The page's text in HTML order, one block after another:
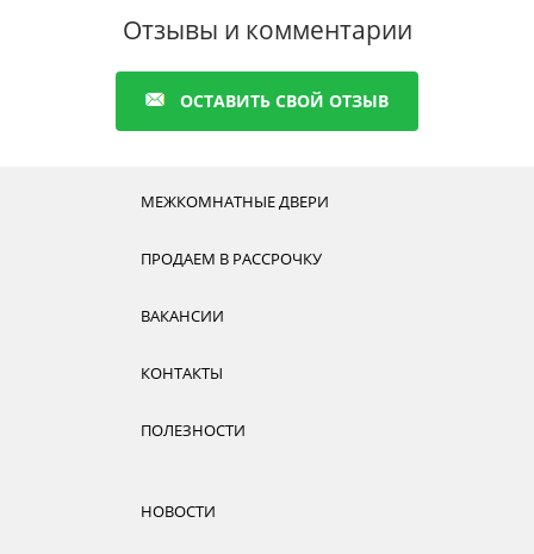
Отзывы и комментарии
ОСТАВИТЬ СВОЙ ОТЗЫВ
МЕЖКОМНАТНЫЕ ДВЕРИ
ПРОДАЕМ В РАССРОЧКУ
ВАКАНСИИ
КОНТАКТЫ
ПОЛЕЗНОСТИ
НОВОСТИ